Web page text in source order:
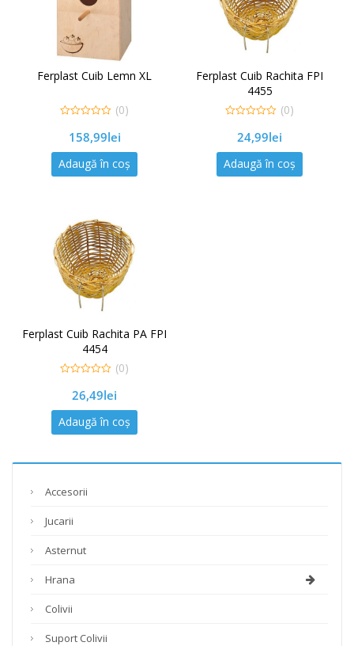
Ferplast Cuib Lemn XL
out
5
(0)
158,99lei
Adaugă în coș
Ferplast Cuib Rachita FPI
4455
5
(0)
24,99lei
Adaugă în coș
Ferplast Cuib Rachita PA FPI
4454
5
(0)
26,49lei
Adaugă în coș
Accesorii
Jucarii
Asternut
Hrana
Colivii
Suport Colivii